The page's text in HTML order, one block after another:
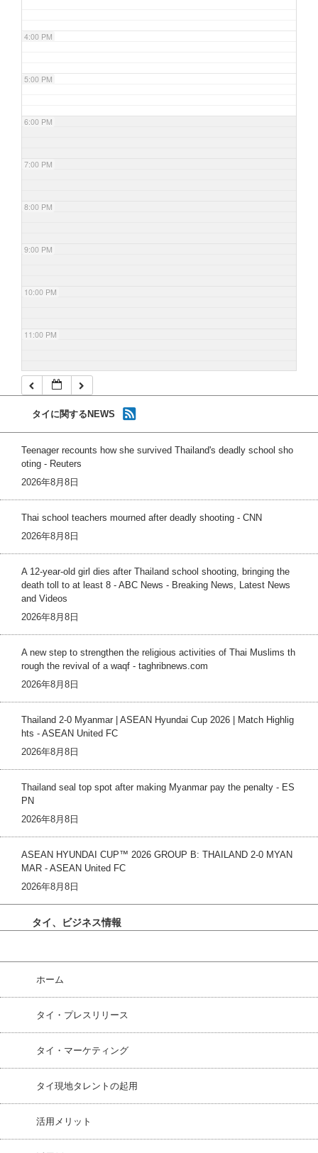
4:00 PM
5:00 PM
6:00 PM
7:00 PM
8:00 PM
9:00 PM
10:00 PM
11:00 PM
タイに関するNEWS
Teenager recounts how she survived Thailand's deadly school sho
oting - Reuters
2026年8月8日
Thai school teachers mourned after deadly shooting - CNN
2026年8月8日
A 12-year-old girl dies after Thailand school shooting, bringing the
death toll to at least 8 - ABC News - Breaking News, Latest News
and Videos
2026年8月8日
A new step to strengthen the religious activities of Thai Muslims th
rough the revival of a waqf - taghribnews.com
2026年8月8日
Thailand 2-0 Myanmar | ASEAN Hyundai Cup 2026 | Match Highlig
hts - ASEAN United FC
2026年8月8日
Thailand seal top spot after making Myanmar pay the penalty - ES
PN
2026年8月8日
ASEAN HYUNDAI CUP™ 2026 GROUP B: THAILAND 2-0 MYAN
MAR - ASEAN United FC
2026年8月8日
タイ、ビジネス情報
ホーム
タイ・プレスリリース
タイ・マーケティング
タイ現地タレントの起用
活用メリット